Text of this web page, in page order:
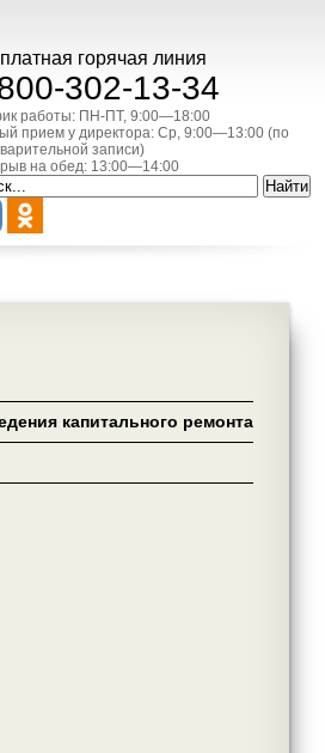
горячая линия
302-13-34
работы: ПН-ПТ, 9:00—18:00
прием у директора: Ср, 9:00—13:00 (по
записи)
на обед: 13:00—14:00
капитального ремонта